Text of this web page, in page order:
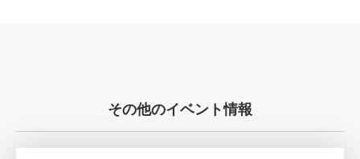
その他のイベント情報